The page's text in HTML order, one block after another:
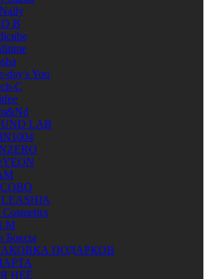
B
day's You
C
LAB
Боксы
ПОДАРКОВ
НЕЁ